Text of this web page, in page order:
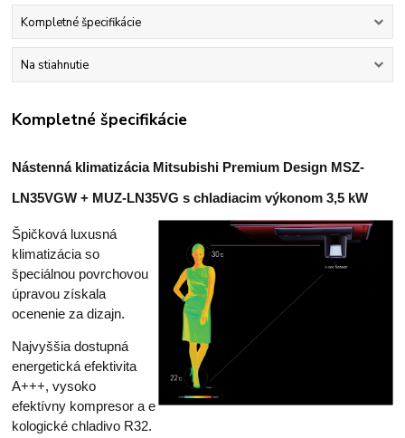
Kompletné špecifikácie
Na stiahnutie
Kompletné špecifikácie
Nástenná klimatizácia Mitsubishi Premium Design MSZ-
LN35VGW + MUZ-LN35VG s chladiacim výkonom 3,5 kW
Špičková luxusná
klimatizácia so
špeciálnou povrchovou
úpravou získala
ocenenie za dizajn.
Najvyššia dostupná
energetická efektivita
A+++, vysoko
efektívny kompresor a e
kologické chladivo R32.